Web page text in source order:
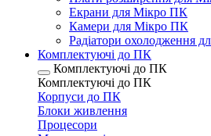
Екрани для Мікро ПК
Камери для Мікро ПК
Радіатори охолодження
Комплектуючі до ПК
Комплектуючі до ПК
Комплектуючі до ПК
Корпуси до ПК
Блоки живлення
Процесори